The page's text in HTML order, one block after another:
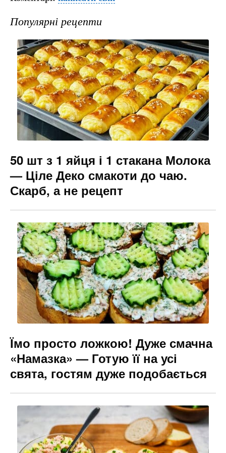
e
b
o
o
k
gr
a
m
e
n
g
er
Популярні рецепти
50 шт з 1 яйця і 1 стакана Молока
— Ціле Деко смакоти до чаю.
Скарб, а не рецепт
Їмо просто ложкою! Дуже смачна
«Намазка» — Готую її на усі
свята, гостям дуже подобається